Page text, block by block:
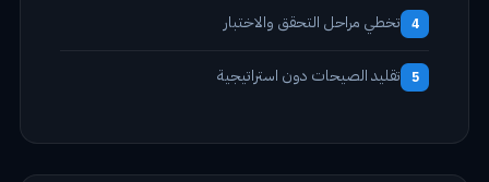
4 تخطي مراحل التحقق والاختبار
5 تقليد الصيحات دون استراتيجية